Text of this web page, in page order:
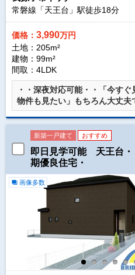
常磐線「天王台」駅徒歩18分
価格： 3,990万円
土地：205m²
建物：99m²
間取：4LDK
・・深夜対応可能・・「今す
物件も見たい」もちろん大丈夫
新築一戸建て おすすめ
即日見学可能 天王台
期優良住宅・
画像多数